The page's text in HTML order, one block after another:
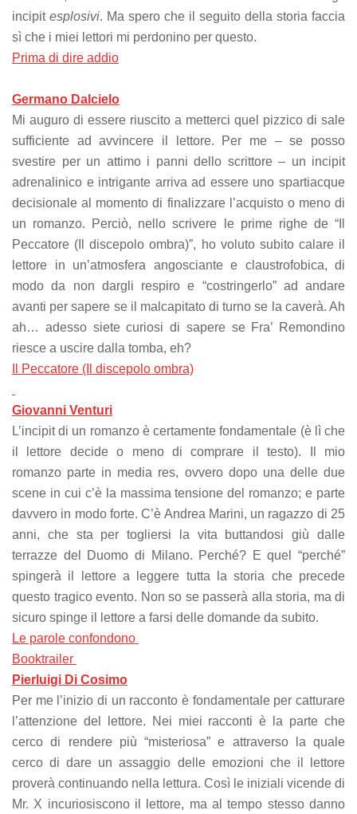
incipit esplosivi. Ma spero che il seguito della storia faccia
sì che i miei lettori mi perdonino per questo.
Prima di dire addio
Germano Dalcielo
Mi auguro di essere riuscito a metterci quel pizzico di sale
sufficiente ad avvincere il lettore. Per me – se posso
svestire per un attimo i panni dello scrittore – un incipit
adrenalinico e intrigante arriva ad essere uno spartiacque
decisionale al momento di finalizzare l’acquisto o meno di
un romanzo. Perciò, nello scrivere le prime righe de “Il
Peccatore (Il discepolo ombra)”, ho voluto subito calare il
lettore in un’atmosfera angosciante e claustrofobica, di
modo da non dargli respiro e “costringerlo” ad andare
avanti per sapere se il malcapitato di turno se la caverà. Ah
ah… adesso siete curiosi di sapere se Fra’ Remondino
riesce a uscire dalla tomba, eh?
Il Peccatore (Il discepolo ombra)
Giovanni Venturi
L’incipit di un romanzo è certamente fondamentale (è lì che
il lettore decide o meno di comprare il testo). Il mio
romanzo parte in media res, ovvero dopo una delle due
scene in cui c’è la massima tensione del romanzo; e parte
davvero in modo forte. C’è Andrea Marini, un ragazzo di 25
anni, che sta per togliersi la vita buttandosi giù dalle
terrazze del Duomo di Milano. Perché? E quel “perché”
spingerà il lettore a leggere tutta la storia che precede
questo tragico evento. Non so se passerà alla storia, ma di
sicuro spinge il lettore a farsi delle domande da subito.
Le parole confondono
Booktrailer
Pierluigi Di Cosimo
Per me l’inizio di un racconto è fondamentale per catturare
l’attenzione del lettore. Nei miei racconti è la parte che
cerco di rendere più “misteriosa” e attraverso la quale
cerco di dare un assaggio delle emozioni che il lettore
proverà continuando nella lettura. Così le iniziali vicende di
Mr. X incuriosiscono il lettore, ma al tempo stesso danno